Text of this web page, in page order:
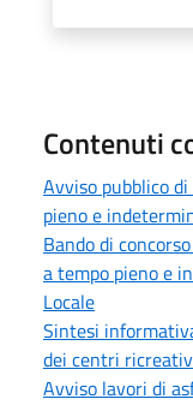
Contenuti
Avviso pubblico
pieno e
Bando di
a tempo pieno e
Locale
Sintesi
dei centri
Avviso lavori di